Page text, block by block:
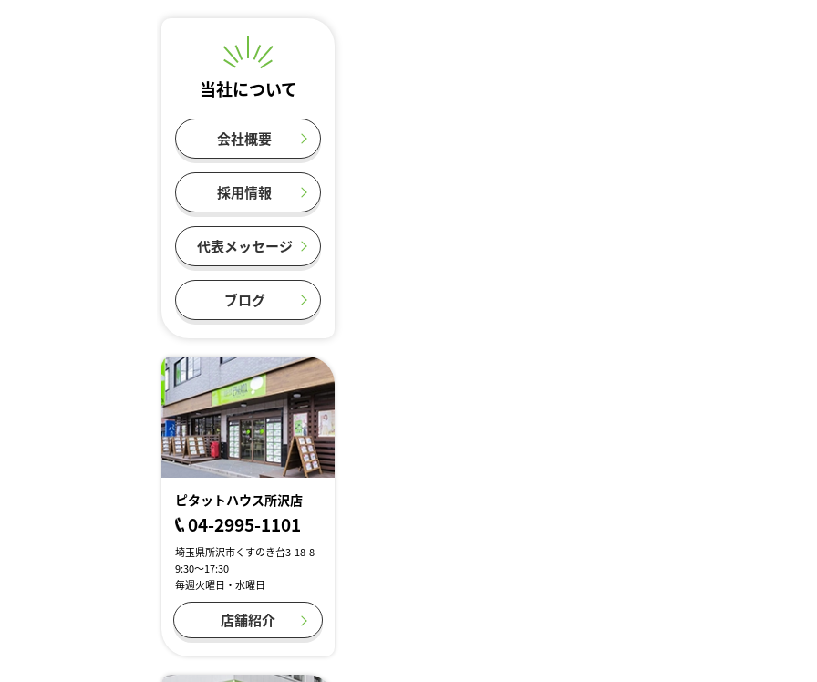
当社について
会社概要
採用情報
代表メッセージ
ブログ
ピタットハウス所沢店
04-2995-1101
埼玉県所沢市くすのき台3-18-8
9:30～17:30
毎週火曜日・水曜日
店舗紹介